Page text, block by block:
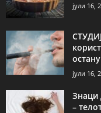
јули 16,
јули 16,
Знаци
–